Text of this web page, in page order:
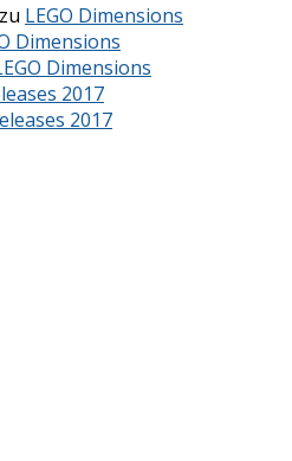
zu LEGO Dimensions
Dimensions
Dimensions
2017
2017